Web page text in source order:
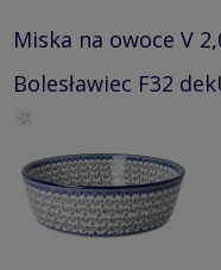
Miska na owoce V
Bolesławiec F32